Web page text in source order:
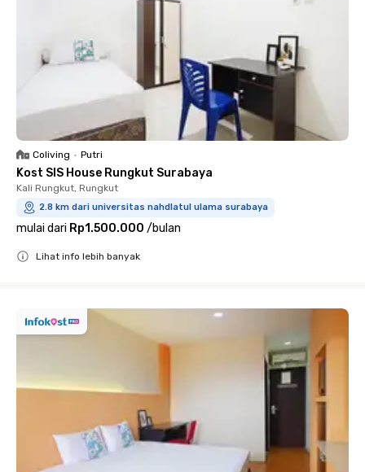
Coliving • Putri
Kost SIS House Rungkut Surabaya
Kali Rungkut, Rungkut
2.8 km dari universitas nahdlatul ulama surabaya
mulai dari Rp1.500.000 /bulan
Lihat info lebih banyak